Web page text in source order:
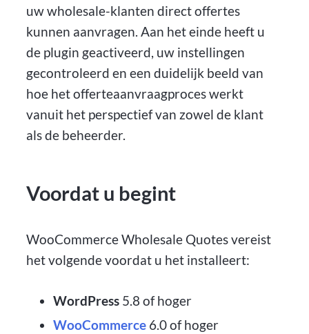
uw wholesale-klanten direct offertes
kunnen aanvragen. Aan het einde heeft u
de plugin geactiveerd, uw instellingen
gecontroleerd en een duidelijk beeld van
hoe het offerteaanvraagproces werkt
vanuit het perspectief van zowel de klant
als de beheerder.
Voordat u begint
WooCommerce Wholesale Quotes vereist
het volgende voordat u het installeert:
WordPress5.8 of hoger
WooCommerce6.0 of hoger